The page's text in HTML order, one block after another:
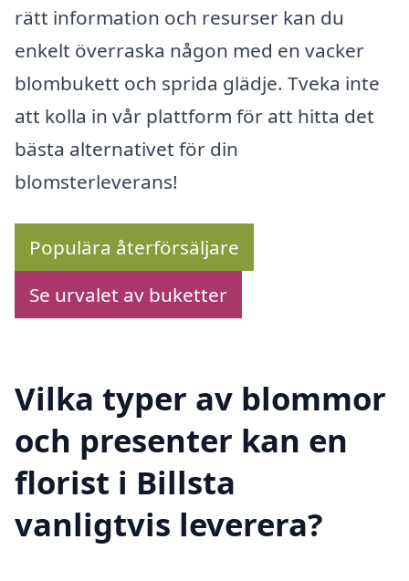
rätt information och resurser kan du
enkelt överraska någon med en vacker
blombukett och sprida glädje. Tveka inte
att kolla in vår plattform för att hitta det
bästa alternativet för din
blomsterleverans!
Populära återförsäljare
Se urvalet av buketter
Vilka typer av blommor
och presenter kan en
florist i Billsta
vanligtvis leverera?